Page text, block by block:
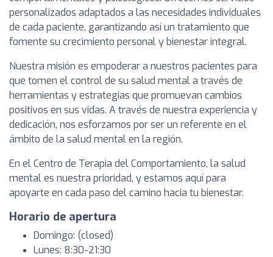
personalizados adaptados a las necesidades individuales
de cada paciente, garantizando así un tratamiento que
fomente su crecimiento personal y bienestar integral.
Nuestra misión es empoderar a nuestros pacientes para
que tomen el control de su salud mental a través de
herramientas y estrategias que promuevan cambios
positivos en sus vidas. A través de nuestra experiencia y
dedicación, nos esforzamos por ser un referente en el
ámbito de la salud mental en la región.
En el Centro de Terapia del Comportamiento, la salud
mental es nuestra prioridad, y estamos aquí para
apoyarte en cada paso del camino hacia tu bienestar.
Horario de apertura
Domingo: (closed)
Lunes: 8:30-21:30